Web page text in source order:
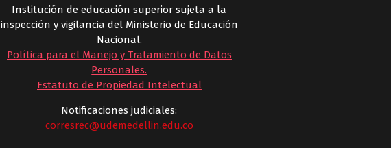
Institución de educación superior sujeta a la
inspección y vigilancia del Ministerio de Educación
Nacional.
Política para el Manejo y Tratamiento de Datos
Personales.
Estatuto de Propiedad Intelectual
Notificaciones judiciales:
corresrec@udemedellin.edu.co